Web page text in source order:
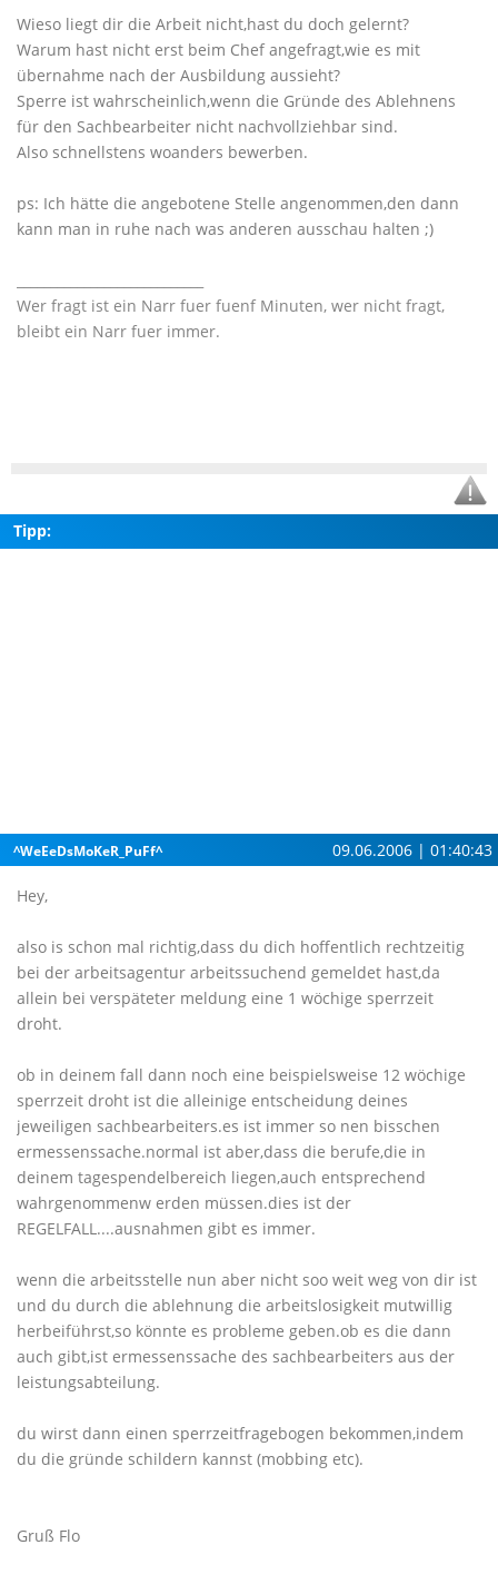
Wieso liegt dir die Arbeit nicht,hast du doch gelernt?
Warum hast nicht erst beim Chef angefragt,wie es mit
übernahme nach der Ausbildung aussieht?
Sperre ist wahrscheinlich,wenn die Gründe des Ablehnens
für den Sachbearbeiter nicht nachvollziehbar sind.
Also schnellstens woanders bewerben.
ps: Ich hätte die angebotene Stelle angenommen,den dann
kann man in ruhe nach was anderen ausschau halten ;)
Wer fragt ist ein Narr fuer fuenf Minuten, wer nicht fragt,
bleibt ein Narr fuer immer.
Tipp:
^WeEeDsMoKeR_PuFf^ 09.06.2006 | 01:40:43
Hey,
also is schon mal richtig,dass du dich hoffentlich rechtzeitig
bei der arbeitsagentur arbeitssuchend gemeldet hast,da
allein bei verspäteter meldung eine 1 wöchige sperrzeit
droht.
ob in deinem fall dann noch eine beispielsweise 12 wöchige
sperrzeit droht ist die alleinige entscheidung deines
jeweiligen sachbearbeiters.es ist immer so nen bisschen
ermessenssache.normal ist aber,dass die berufe,die in
deinem tagespendelbereich liegen,auch entsprechend
wahrgenommenw erden müssen.dies ist der
REGELFALL....ausnahmen gibt es immer.
wenn die arbeitsstelle nun aber nicht soo weit weg von dir ist
und du durch die ablehnung die arbeitslosigkeit mutwillig
herbeiführst,so könnte es probleme geben.ob es die dann
auch gibt,ist ermessenssache des sachbearbeiters aus der
leistungsabteilung.
du wirst dann einen sperrzeitfragebogen bekommen,indem
du die gründe schildern kannst (mobbing etc).
Gruß Flo